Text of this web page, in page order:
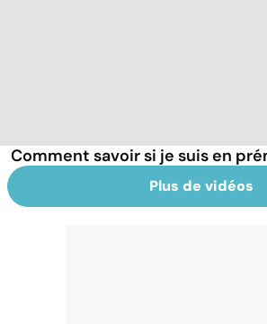
Comment savoir si je suis en
Plus de vidéos